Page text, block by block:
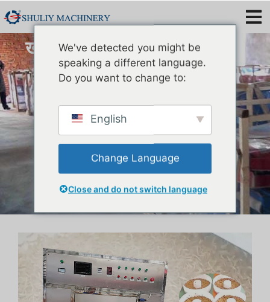
खाने के कीड़ों को सुखाने की मशीन |
माइक्रोवेव ड्रायर
We've detected you might be
speaking a different language.
Do you want to change to:
English
Change Language
Close and do not switch language